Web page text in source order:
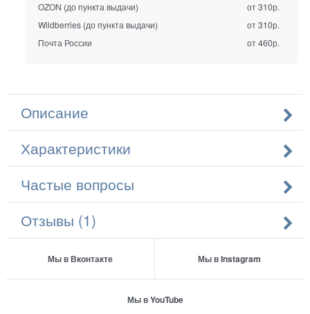
OZON (до пункта выдачи)
от 310р.
Wildberries (до пункта выдачи)
от 310р.
Почта России
от 460р.
Описание
Характеристики
Частые вопросы
Отзывы (1)
Мы в Вконтакте Мы в Instagram
Мы в YouTube